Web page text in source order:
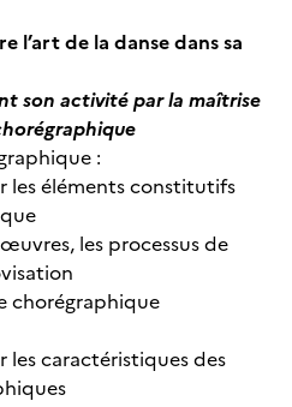
l’art de la danse dans sa
son activité par la maîtrise
:
éléments constitutifs
les processus de
chorégraphique
les caractéristiques des